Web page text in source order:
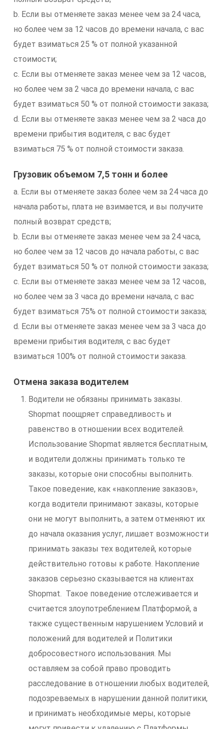
b. Если вы отменяете заказ менее чем за 24 часа,
но более чем за 12 часов до времени начала, с вас
будет взиматься 25 % от полной указанной
стоимости;
c. Если вы отменяете заказ менее чем за 12 часов,
но более чем за 2 часа до времени начала, с вас
будет взиматься 50 % от полной стоимости заказа;
d. Если вы отменяете заказ менее чем за 2 часа до
времени прибытия водителя, с вас будет
взиматься 75 % от полной стоимости заказа.
Грузовик объемом 7,5 тонн и более
a. Если вы отменяете заказ более чем за 24 часа до
начала работы, плата не взимается, и вы получите
полный возврат средств;
b. Если вы отменяете заказ менее чем за 24 часа,
но более чем за 12 часов до начала работы, с вас
будет взиматься 50 % от полной стоимости заказа;
c. Если вы отменяете заказ менее чем за 12 часов,
но более чем за 3 часа до времени начала, с вас
будет взиматься 75% от полной стоимости заказа;
d. Если вы отменяете заказ менее чем за 3 часа до
времени прибытия водителя, с вас будет
взиматься 100% от полной стоимости заказа.
Отмена заказа водителем
Водители не обязаны принимать заказы.
Shopmat поощряет справедливость и
равенство в отношении всех водителей.
Использование Shopmat является бесплатным,
и водители должны принимать только те
заказы, которые они способны выполнить.
Такое поведение, как «накопление заказов»,
когда водители принимают заказы, которые
они не могут выполнить, а затем отменяют их
до начала оказания услуг, лишает возможности
принимать заказы тех водителей, которые
действительно готовы к работе. Накопление
заказов серьезно сказывается на клиентах
Shopmat. Такое поведение отслеживается и
считается злоупотреблением Платформой, а
также существенным нарушением Условий и
положений для водителей и Политики
добросовестного использования. Мы
оставляем за собой право проводить
расследование в отношении любых водителей,
подозреваемых в нарушении данной политики,
и принимать необходимые меры, которые